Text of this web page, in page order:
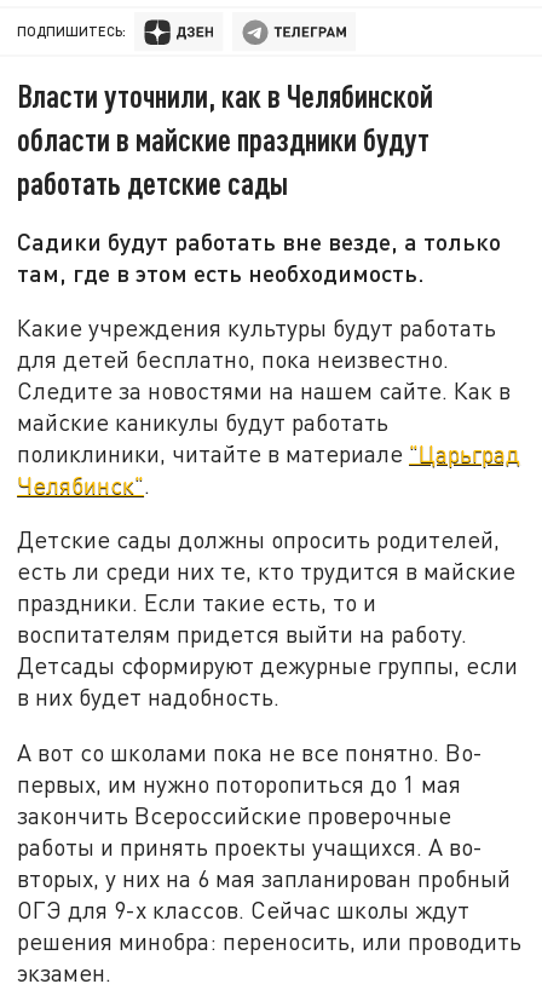
ПОДПИШИТЕСЬ:
Власти уточнили, как в Челябинской
области в майские праздники будут
работать детские сады
Садики будут работать вне везде, а только
там, где в этом есть необходимость.
Какие учреждения культуры будут работать
для детей бесплатно, пока неизвестно.
Следите за новостями на нашем сайте. Как в
майские каникулы будут работать
поликлиники, читайте в материале "Царьград
Челябинск".
Детские сады должны опросить родителей,
есть ли среди них те, кто трудится в майские
праздники. Если такие есть, то и
воспитателям придется выйти на работу.
Детсады сформируют дежурные группы, если
в них будет надобность.
А вот со школами пока не все понятно. Во-
первых, им нужно поторопиться до 1 мая
закончить Всероссийские проверочные
работы и принять проекты учащихся. А во-
вторых, у них на 6 мая запланирован пробный
ОГЭ для 9-х классов. Сейчас школы ждут
решения минобра: переносить, или проводить
экзамен.